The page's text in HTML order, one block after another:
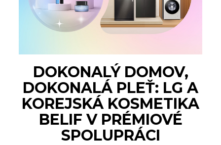
DOKONALÝ DOMOV,
DOKONALÁ PLEŤ: LG A
KOREJSKÁ KOSMETIKA
BELIF V PRÉMIOVÉ
SPOLUPRÁCI